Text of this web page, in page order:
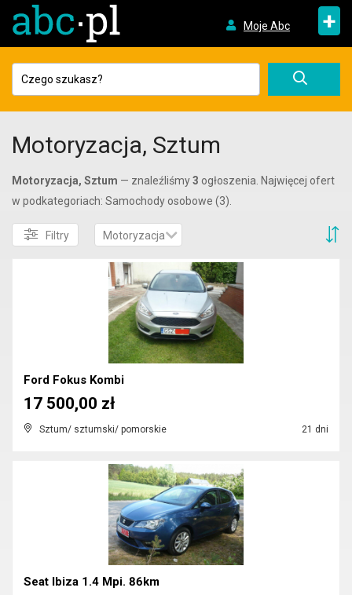
Moje Abc +
Motoryzacja, Sztum
Motoryzacja, Sztum — znaleźliśmy3 ogłoszenia. Najwięcej ofert
w podkategoriach: Samochody osobowe (3).
Filtry Motoryzacja
Ford Fokus Kombi
Sztum/ sztumski/ pomorskie 21 dni
17 500,00 zł
Seat Ibiza 1.4 Mpi. 86km